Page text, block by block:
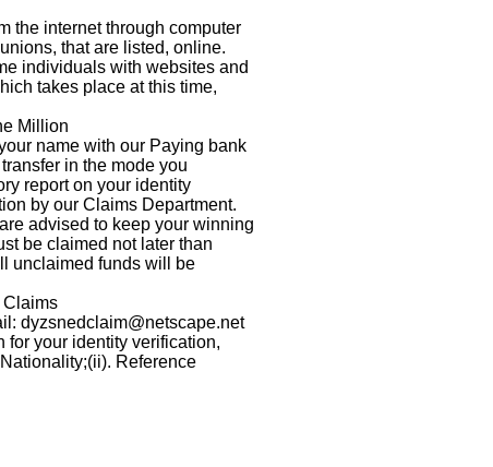
the internet through computer
that are listed, online.
individuals with websites and
takes place at this time,
Million
name with our Paying bank
in the mode you
report on your identity
by our Claims Department.
advised to keep your winning
be claimed not later than
unclaimed funds will be
Claims
dyzsnedclaim@netscape.net
for your identity verification,
Reference